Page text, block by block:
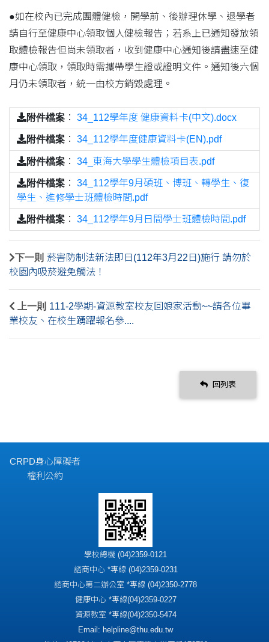
●如在校內已完成團體健檢，開學前、後辦理休學、退學者
請自行至健康中心領取個人健檢報告；若系上已通知發放領
取體檢報告但尚未領取者，收到健康中心通知後請盡速至健
康中心領取，領取時需攜帶學生證或證明文件。通知後六個
月仍未領取者，統一由校方銷毀處理。
附件檔案 ： 34_112學年度 健康資料卡(中文).docx
附件檔案 ： 34_112學年度健康資料卡(EN).pdf
附件檔案 ： 34_東海大學學生體檢項目表.pdf
附件檔案 ： 34_112學年9月碩班、博班、轉學生、復
學生、進修學士班體檢時間.pdf
附件檔案 ： 34_112學年9月日間學士班體檢時間.pdf
下一則 菸害防制法新法即日(112年3月22日)施行 請勿於
校園內吸菸避免觸法！
上一則 111-2學期-資源教室校友回娘家活動~~請各位畢
業校友、在校生踴躍報名參....
回列表
CRPD身心障礙者
權利公約
學校總機 (04)2359-0121
諮商中心 *專線 (04)2359-0231
諮商中心第二辦公室 *專線 (04)2350-2778
健康中心 *專線(04)2359-0227
資源教室 *專線(04)2350-5474
Email: helpline@thu.edu.tw